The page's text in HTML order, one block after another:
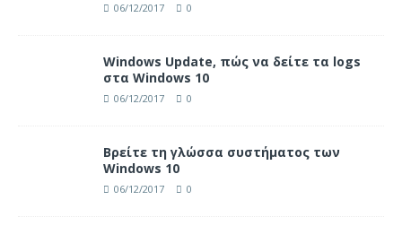
06/12/2017 0
Windows Update, πώς να δείτε τα logs
στα Windows 10
06/12/2017 0
Βρείτε τη γλώσσα συστήματος των
Windows 10
06/12/2017 0